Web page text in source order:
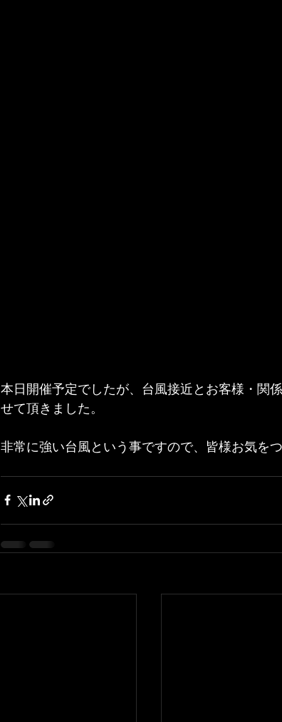
本日開催予定でしたが、台風接近とお客様・関
せて頂きました。
非常に強い台風という事ですので、皆様お気を